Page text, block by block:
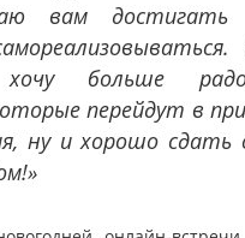
вам достигать
больше
перейдут в
ну и хорошо сдать